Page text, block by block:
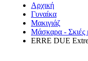
Αρχική
Γυναίκα
Μακιγιάζ
Μάσκαρα - Σκιές
ERRE DUE